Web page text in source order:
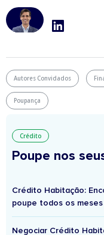
Autores Convidados
Poupança
Crédito
Poupe nos
Crédito Habitação:
poupe todos os meses
Negociar Crédito